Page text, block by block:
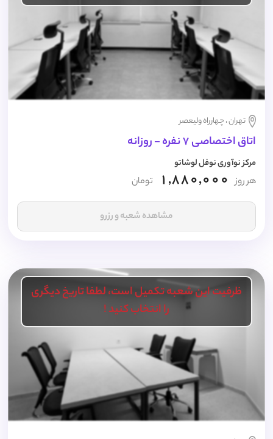
تهران ، چهارراه ولیعصر
اتاق اختصاصی 7 نفره - روزانه
مرکز نوآوری نوفل لوشاتو
هر روز 1,880,000 تومان
مشاهده شعبه و رزرو
ظرفیت این شعبه تکمیل است، لطفا تاریخ دیگری
را انتخاب کنید !